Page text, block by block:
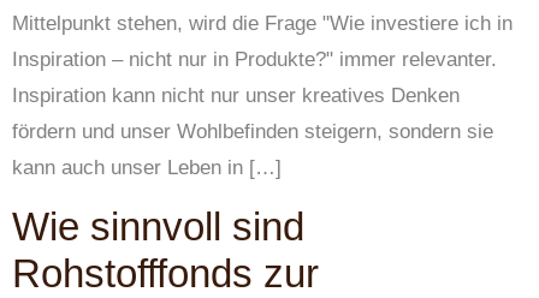
Mittelpunkt stehen, wird die Frage "Wie investiere ich in
Inspiration – nicht nur in Produkte?" immer relevanter.
Inspiration kann nicht nur unser kreatives Denken
fördern und unser Wohlbefinden steigern, sondern sie
kann auch unser Leben in […]
Wie sinnvoll sind
Rohstofffonds zur